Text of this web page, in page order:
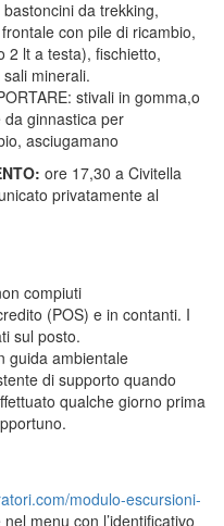
da trekking,
con pile di ricambio,
2 lt a testa), fischietto,
minerali.
stivali in gomma,o
ginnastica per
asciugamano
ore 17,30 a Civitella
privatamente al
compiuti
(POS) e in contanti. I
sul posto.
guida ambientale
di supporto quando
qualche giorno prima
modulo-escursioni-
menu con l’identificativo